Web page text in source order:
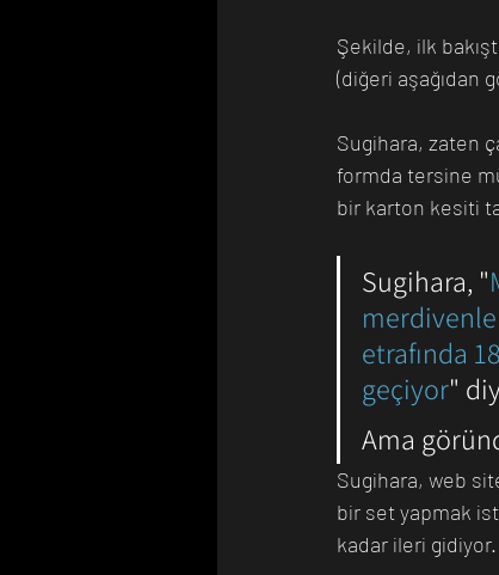
Şekilde, ilk
(diğeri aşağıdan
Sugihara, zaten
formda tersine
bir karton kesiti
Sugihara, "
etrafında
geçiyor"
Ama
Sugihara, web
bir set yapmak
kadar ileri gidiyor.